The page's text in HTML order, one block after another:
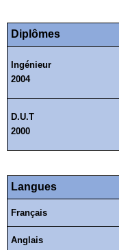
Diplômes
Ingénieur
2004
D.U.T
2000
Langues
Français
Anglais